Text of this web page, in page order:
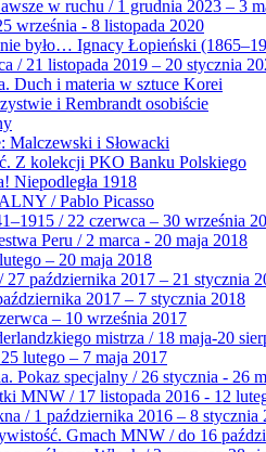
w ruchu / 1 grudnia 2023 – 3
września - 8 listopada 2020
było… Ignacy Łopieński
/ 21 listopada 2019 – 20 stycznia
Duch i materia w sztuce Korei
i Rembrandt osobiście
Malczewski i Słowacki
Z kolekcji PKO Banku Polskiego
Niepodległa 1918
/ Pablo Picasso
/ 22 czerwca – 30 września
Peru / 2 marca - 20 maja 2018
– 20 maja 2018
października 2017 – 21 stycznia
2017 – 7 stycznia 2018
– 10 września 2017
mistrza / 18 maja-20
lutego – 7 maja 2017
Pokaz specjalny / 26 stycznia - 26
MNW / 17 listopada 2016 - 12
/ 1 października 2016 – 8 stycznia
Gmach MNW / do 16